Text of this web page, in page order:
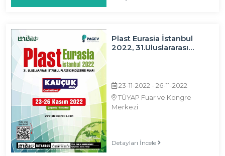
Plast Eurasia İstanbul
2022, 31.Uluslararası
23-11-2022 - 26-11-2022
TÜYAP Fuar ve Kongre
Merkezi
Detayları İncele